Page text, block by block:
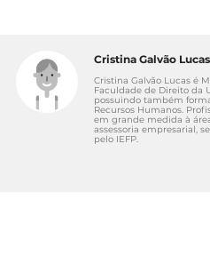
Cristina Galvão Lucas
Cristina Galvão Lucas é
Faculdade de Direito da
possuindo também
Recursos Humanos.
em grande medida à
assessoria empresarial,
pelo IEFP.